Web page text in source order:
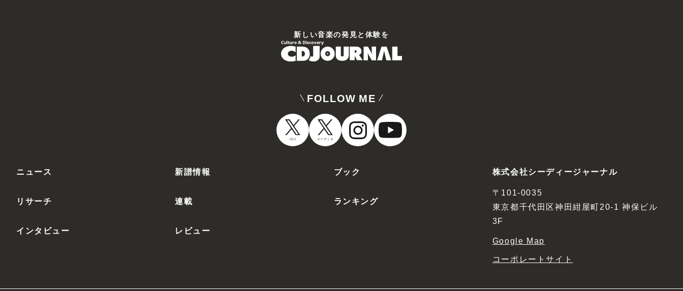
新しい⾳楽の発⾒と体験を
FOLLOW ME
CDJ オーディオ
ニュース 新譜情報 ブック
リサーチ 連載 ランキング
インタビュー レビュー
株式会社シーディージャーナル
〒101-0035
東京都千代田区神田紺屋町20-1 神保ビル
3F
Google Map
コーポレートサイト